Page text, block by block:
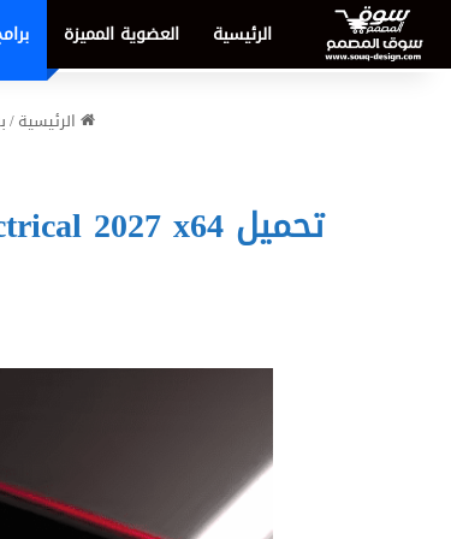
الرئيسية العضوية المميزة
الرئيسية/
تحميل Autodesk AutoCAD Electrical 2027 x64 النسخة الكاملة لإدارة الدوائر الكهربائية بذكاء